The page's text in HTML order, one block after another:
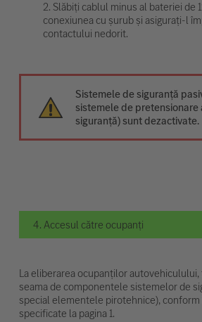
2. Slăbiți cablul minus al bateriei de
conexiunea cu șurub și asigurați-l
contactului nedorit.
Sistemele de siguranță
sistemele de pretensionare
siguranță) sunt dezactivate.
4. Accesul către ocupanți
La eliberarea ocupanților
seama de componentele sistemelor de
special elementele pirotehnice),
specificate la pagina 1.